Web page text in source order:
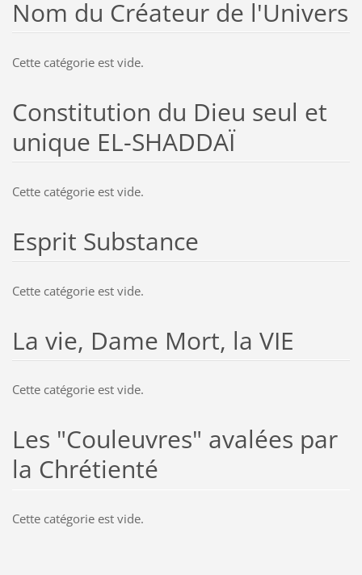
Nom du Créateur de l'Univers
Cette catégorie est vide.
Constitution du Dieu seul et
unique EL-SHADDAÏ
Cette catégorie est vide.
Esprit Substance
Cette catégorie est vide.
La vie, Dame Mort, la VIE
Cette catégorie est vide.
Les "Couleuvres" avalées par
la Chrétienté
Cette catégorie est vide.